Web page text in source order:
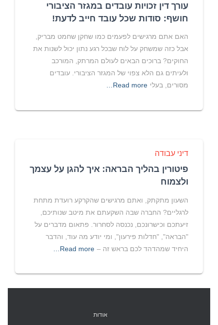
עורך דין זכויות עובדים במגזר הציבורי
חושף: סודות שכל עובד חייב לדעת!
האם אתם מרגישים לפעמים כמו שחקן שחמט מבריק,
אבל כזה שמשחק על לוח שבכל רגע נתון יכול לשנות את
החוקים? ברוכים הבאים לעולם המרתק, המורכב
ולעיתים גם הלא צפוי של המגזר הציבורי. עובדים
מסורים, בעלי Read more…
דיני עבודה
פיטורין בהליך הבראה: איך להגן על עצמך
ולצמוח
השעון מתקתק, ואתם מרגישים שהקרקע רועדת מתחת
לרגליים? החברה שבה השקעתם את מיטב שנותיכם,
זיעתכם וכישרונכם, נכנסה לסחרור. פתאום מדברים על
"הבראה", "חדלות פירעון", ומי יודע מה עוד, והדבר
היחיד שמהדהד לכם בראש זה – Read more…
אודות